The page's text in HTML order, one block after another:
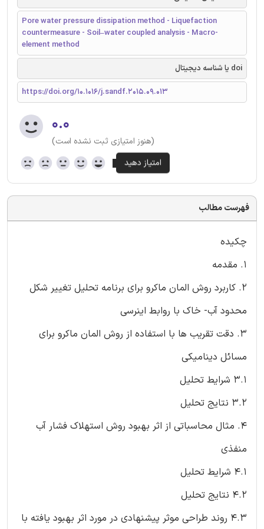
Pore water pressure dissipation method - Liquefaction
countermeasure - Soil–water coupled analysis - Macro-
element method
doi یا شناسه دیجیتال
https://doi.org/10.1016/j.sandf.2015.09.013
۰.۰
(هنوز امتیازی ثبت نشده است)
فهرست مطالب
چکیده
1. مقدمه
2. کاربرد روش المان ماکرو برای برنامه تحلیل تغییر شکل
محدود آب- خاک با روابط اینرسی
3. دقت تقریب ها با استفاده از روش المان ماکرو برای
مسائل دینامیکی
3.1 شرایط تحلیل
3.2 نتایج تحلیل
4. مثال محاسباتی از اثر بهبود روش استهلاک فشار آب
منفذی
4.1 شرایط تحلیل
4.2 نتایج تحلیل
4.3 روند طراحی موثر پیشنهادی در مورد اثر بهبود یافته با